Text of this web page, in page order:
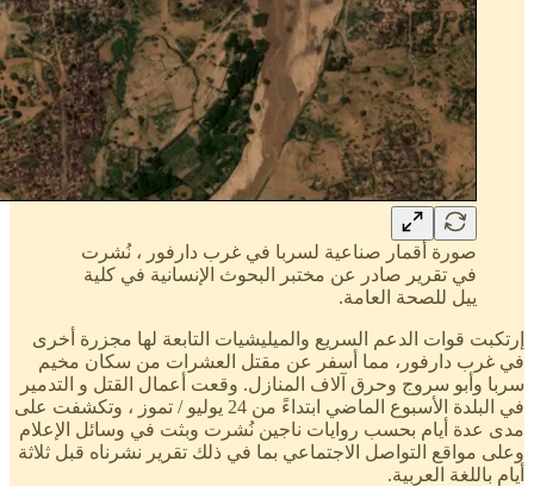
صورة أقمار صناعية لسربا في غرب دارفور ، نُشرت
في تقرير صادر عن مختبر البحوث الإنسانية في كلية
ييل للصحة العامة.
إرتكبت قوات الدعم السريع والميليشيات التابعة لها مجزرة أخرى
في غرب دارفور، مما أسفر عن مقتل العشرات من سكان مخيم
سربا وأبو سروج وحرق آلاف المنازل. وقعت أعمال القتل و التدمير
في البلدة الأسبوع الماضي ابتداءً من 24 يوليو / تموز ، وتكشفت على
مدى عدة أيام بحسب روايات ناجين نُشرت وبثت في وسائل الإعلام
وعلى مواقع التواصل الاجتماعي بما في ذلك تقرير نشرناه قبل ثلاثة
أيام باللغة العربية.